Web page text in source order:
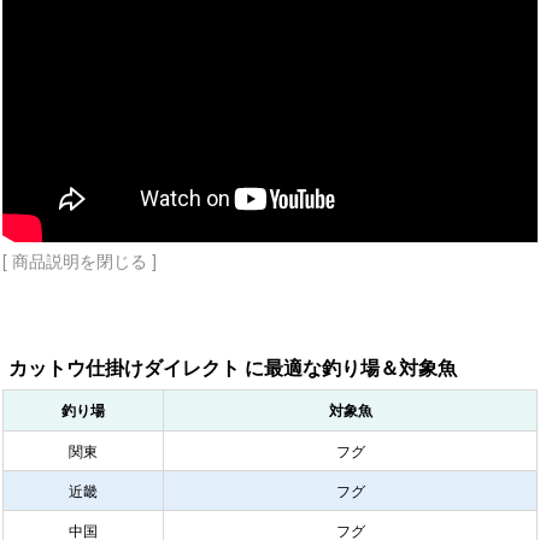
[ 商品説明を閉じる ]
カットウ仕掛けダイレクト に最適な釣り場＆対象魚
釣り場 対象魚
関東
フグ
近畿
フグ
中国
フグ